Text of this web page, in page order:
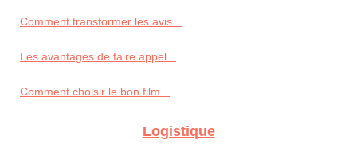
Comment transformer les avis...
Les avantages de faire appel...
Comment choisir le bon film...
Logistique